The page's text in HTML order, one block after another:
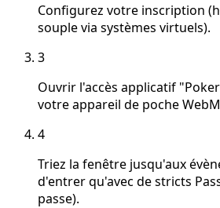
Configurez votre inscription
souple via systèmes virtuels).
3
Ouvrir l'accès applicatif
votre appareil de poche
4
Triez la fenêtre jusqu'aux
d'entrer qu'avec de stricts
passe).